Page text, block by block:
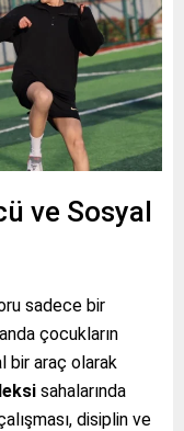
ve Sosyal
sadece bir
çocukların
bir araç olarak
sahalarında
disiplin ve